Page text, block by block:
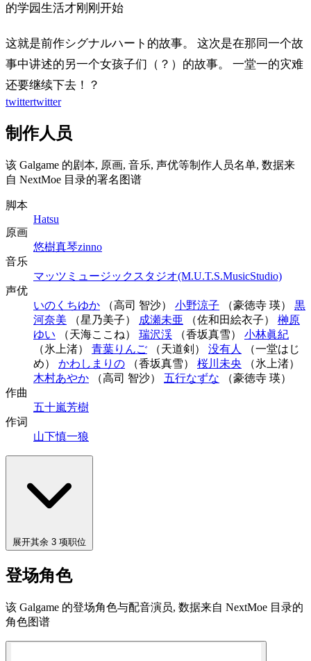
的学园生活才刚刚开始
这就是前作シグナルハート的故事。 这次是在那同一个故
事中讲述的另一个女孩子们（？）的故事。 一堂一的灾难
还要继续下去！？
twittertwitter
制作人员
该 Galgame 的剧本, 原画, 音乐, 声优等制作人员名单, 数据来
自 NextMoe 目录的署名图谱
脚本
Hatsu
原画
悠樹真琴zinno
音乐
マッツミュージックスタジオ(M.U.T.S.MusicStudio)
声优
いのくちゆか （高司 智沙） 小野涼子 （豪徳寺 瑛） 黒
河奈美 （星乃美子） 成瀬未亜 （佐和田絵衣子） 榊原
ゆい （天海ここね） 瑞沢渓 （香坂真雪） 小林眞紀
（氷上渚） 青葉りんご （天道剣） 没有人
（一堂はじ
め） かわしまりの （香坂真雪） 桜川未央 （氷上渚）
木村あやか （高司 智沙） 五行なずな （豪徳寺 瑛）
作曲
五十嵐芳樹
作词
山下慎一狼
展开其余 3 项职位
登场角色
该 Galgame 的登场角色与配音演员, 数据来自 NextMoe 目录的
角色图谱